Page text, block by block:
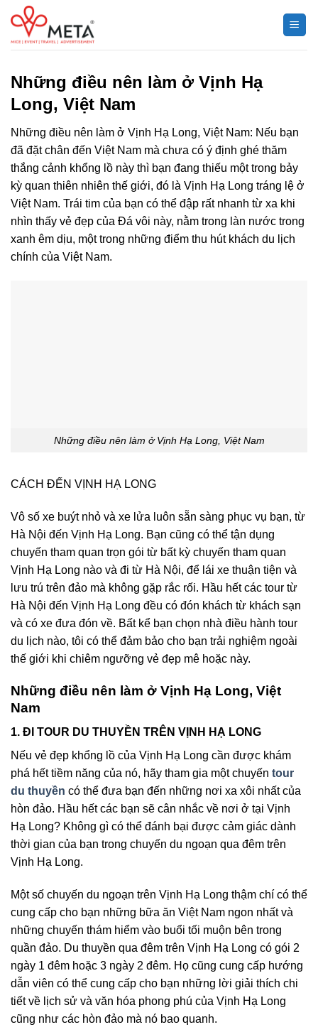
Chuyển
đến
nội
Những điều nên làm ở Vịnh Hạ
Long, Việt Nam
Những điều nên làm ở Vịnh Hạ Long, Việt Nam: Nếu bạn
đã đặt chân đến Việt Nam mà chưa có ý định ghé thăm
thắng cảnh khổng lồ này thì bạn đang thiếu một trong bảy
kỳ quan thiên nhiên thế giới, đó là Vịnh Hạ Long tráng lệ ở
Việt Nam. Trái tim của bạn có thể đập rất nhanh từ xa khi
nhìn thấy vẻ đẹp của Đá vôi này, nằm trong làn nước trong
xanh êm dịu, một trong những điểm thu hút khách du lịch
chính của Việt Nam.
Những điều nên làm ở Vịnh Hạ Long, Việt Nam
CÁCH ĐẾN VỊNH HẠ LONG
Vô số xe buýt nhỏ và xe lửa luôn sẵn sàng phục vụ bạn, từ
Hà Nội đến Vịnh Hạ Long. Bạn cũng có thể tận dụng
chuyến tham quan trọn gói từ bất kỳ chuyến tham quan
Vịnh Hạ Long nào và đi từ Hà Nội, để lái xe thuận tiện và
lưu trú trên đảo mà không gặp rắc rối. Hầu hết các tour từ
Hà Nội đến Vịnh Hạ Long đều có đón khách từ khách sạn
và có xe đưa đón về. Bất kể bạn chọn nhà điều hành tour
du lịch nào, tôi có thể đảm bảo cho bạn trải nghiệm ngoài
thế giới khi chiêm ngưỡng vẻ đẹp mê hoặc này.
Những điều nên làm ở Vịnh Hạ Long, Việt
Nam
1. ĐI TOUR DU THUYỀN TRÊN VỊNH HẠ LONG
Nếu vẻ đẹp khổng lồ của Vịnh Hạ Long cần được khám
phá hết tiềm năng của nó, hãy tham gia một chuyến tour
du thuyền có thể đưa bạn đến những nơi xa xôi nhất của
hòn đảo. Hầu hết các bạn sẽ cân nhắc về nơi ở tại Vịnh
Hạ Long? Không gì có thể đánh bại được cảm giác dành
thời gian của bạn trong chuyến du ngoạn qua đêm trên
Vịnh Hạ Long.
Một số chuyến du ngoạn trên Vịnh Hạ Long thậm chí có thể
cung cấp cho bạn những bữa ăn Việt Nam ngon nhất và
những chuyến thám hiểm vào buổi tối muộn bên trong
quần đảo. Du thuyền qua đêm trên Vịnh Hạ Long có gói 2
ngày 1 đêm hoặc 3 ngày 2 đêm. Họ cũng cung cấp hướng
dẫn viên có thể cung cấp cho bạn những lời giải thích chi
tiết về lịch sử và văn hóa phong phú của Vịnh Hạ Long
cũng như các hòn đảo mà nó bao quanh.